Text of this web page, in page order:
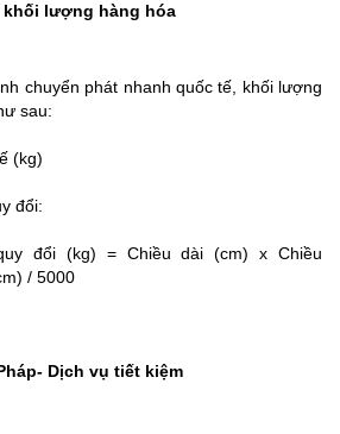
lượng hàng hóa
chuyển phát nhanh quốc tế, khối lượng
sau:
(kg)
đổi:
đổi (kg) = Chiều dài (cm) x Chiều
/ 5000
Dịch vụ tiết kiệm